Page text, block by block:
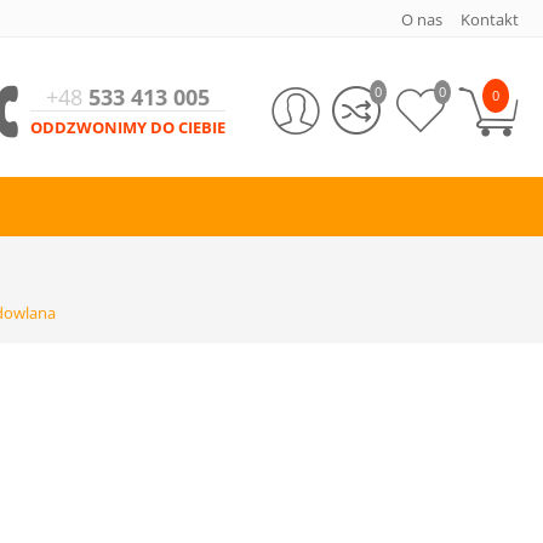
O nas Kontakt
+48 533 413 005
ODDZWONIMY DO CIEBIE
0
0 0